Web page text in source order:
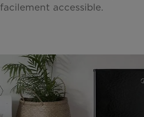
facilement accessible.